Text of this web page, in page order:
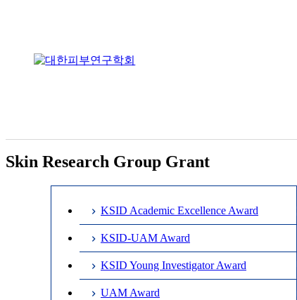
Skin Research Group Grant
KSID Academic Excellence Award
KSID-UAM Award
KSID Young Investigator Award
UAM Award